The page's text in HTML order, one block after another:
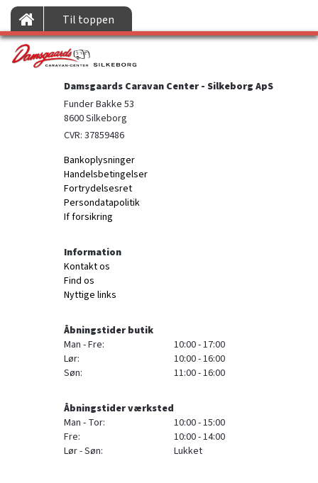
Til toppen
Damsgaards Caravan Center - Silkeborg ApS
Funder Bakke 53
8600 Silkeborg
CVR: 37859486
Bankoplysninger
Handelsbetingelser
Fortrydelsesret
Persondatapolitik
If forsikring
Information
Kontakt os
Find os
Nyttige links
Åbningstider butik
Man - Fre:
10:00 - 17:00
Lør:
10:00 - 16:00
Søn:
11:00 - 16:00
Åbningstider værksted
Man - Tor:
10:00 - 15:00
Fre:
10:00 - 14:00
Lør - Søn:
Lukket